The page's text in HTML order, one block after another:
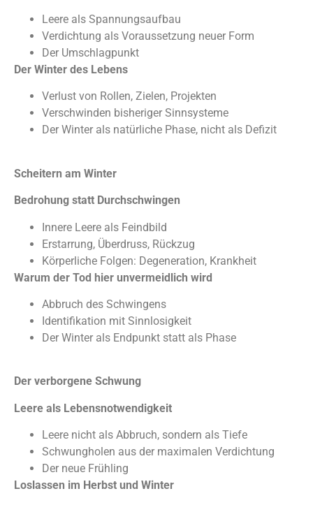
Leere als Spannungsaufbau
Verdichtung als Voraussetzung neuer Form
Der Umschlagpunkt
Der Winter des Lebens
Verlust von Rollen, Zielen, Projekten
Verschwinden bisheriger Sinnsysteme
Der Winter als natürliche Phase, nicht als Defizit
Scheitern am Winter
Bedrohung statt Durchschwingen
Innere Leere als Feindbild
Erstarrung, Überdruss, Rückzug
Körperliche Folgen: Degeneration, Krankheit
Warum der Tod hier unvermeidlich wird
Abbruch des Schwingens
Identifikation mit Sinnlosigkeit
Der Winter als Endpunkt statt als Phase
Der verborgene Schwung
Leere als Lebensnotwendigkeit
Leere nicht als Abbruch, sondern als Tiefe
Schwungholen aus der maximalen Verdichtung
Der neue Frühling
Loslassen im Herbst und Winter